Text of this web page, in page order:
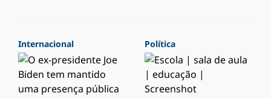
Internacional Política